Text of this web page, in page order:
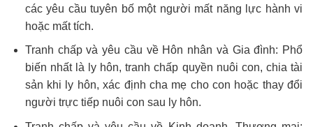
các yêu cầu tuyên bố một người mất năng lực hành vi
hoặc mất tích.
Tranh chấp và yêu cầu về Hôn nhân và Gia đình: Phổ
biến nhất là ly hôn, tranh chấp quyền nuôi con, chia tài
sản khi ly hôn, xác định cha mẹ cho con hoặc thay đổi
người trực tiếp nuôi con sau ly hôn.